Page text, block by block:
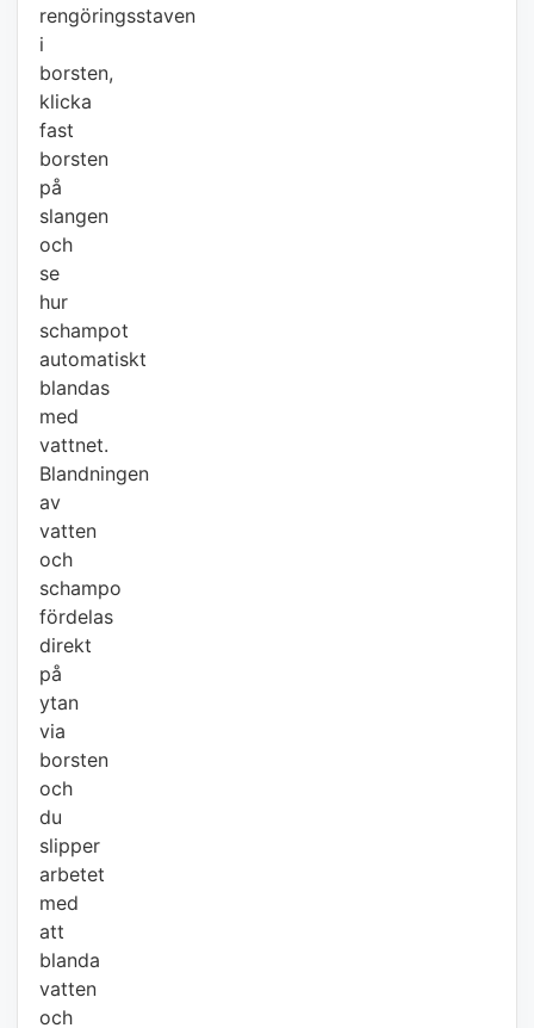
rengöringsstaven
i
borsten,
klicka
fast
borsten
på
slangen
och
se
hur
schampot
automatiskt
blandas
med
vattnet.
Blandningen
av
vatten
och
schampo
fördelas
direkt
på
ytan
via
borsten
och
du
slipper
arbetet
med
att
blanda
vatten
och